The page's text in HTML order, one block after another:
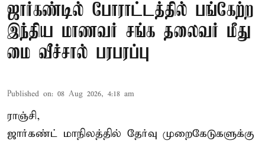
ஜார்கண்டில் போராட்டத்தில் பங்கேற்ற
இந்திய மாணவர் சங்க தலைவர் மீது
மை வீச்சால் பரபரப்பு
Published on: 08 Aug 2026, 4:18 am
ராஞ்சி,
ஜார்கண்ட் மாநிலத்தில் தேர்வு முறைகேடுகளுக்கு